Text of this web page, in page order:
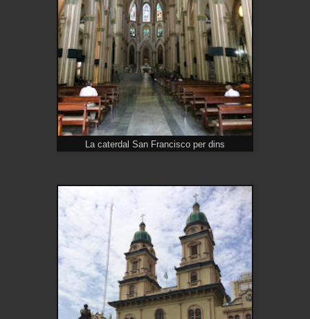
La caterdal San Francisco per dins